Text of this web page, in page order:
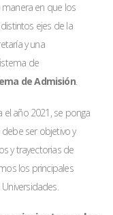
en que los
ejes de la
y una
de
de Admisión.
año 2021, se ponga
ser objetivo y
y trayectorias de
los principales